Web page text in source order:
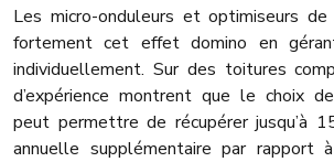
Les micro-onduleurs et optimiseurs
fortement cet effet domino en
individuellement. Sur des toitures
d’expérience montrent que le choix
peut permettre de récupérer jusqu’à
annuelle supplémentaire par rapport